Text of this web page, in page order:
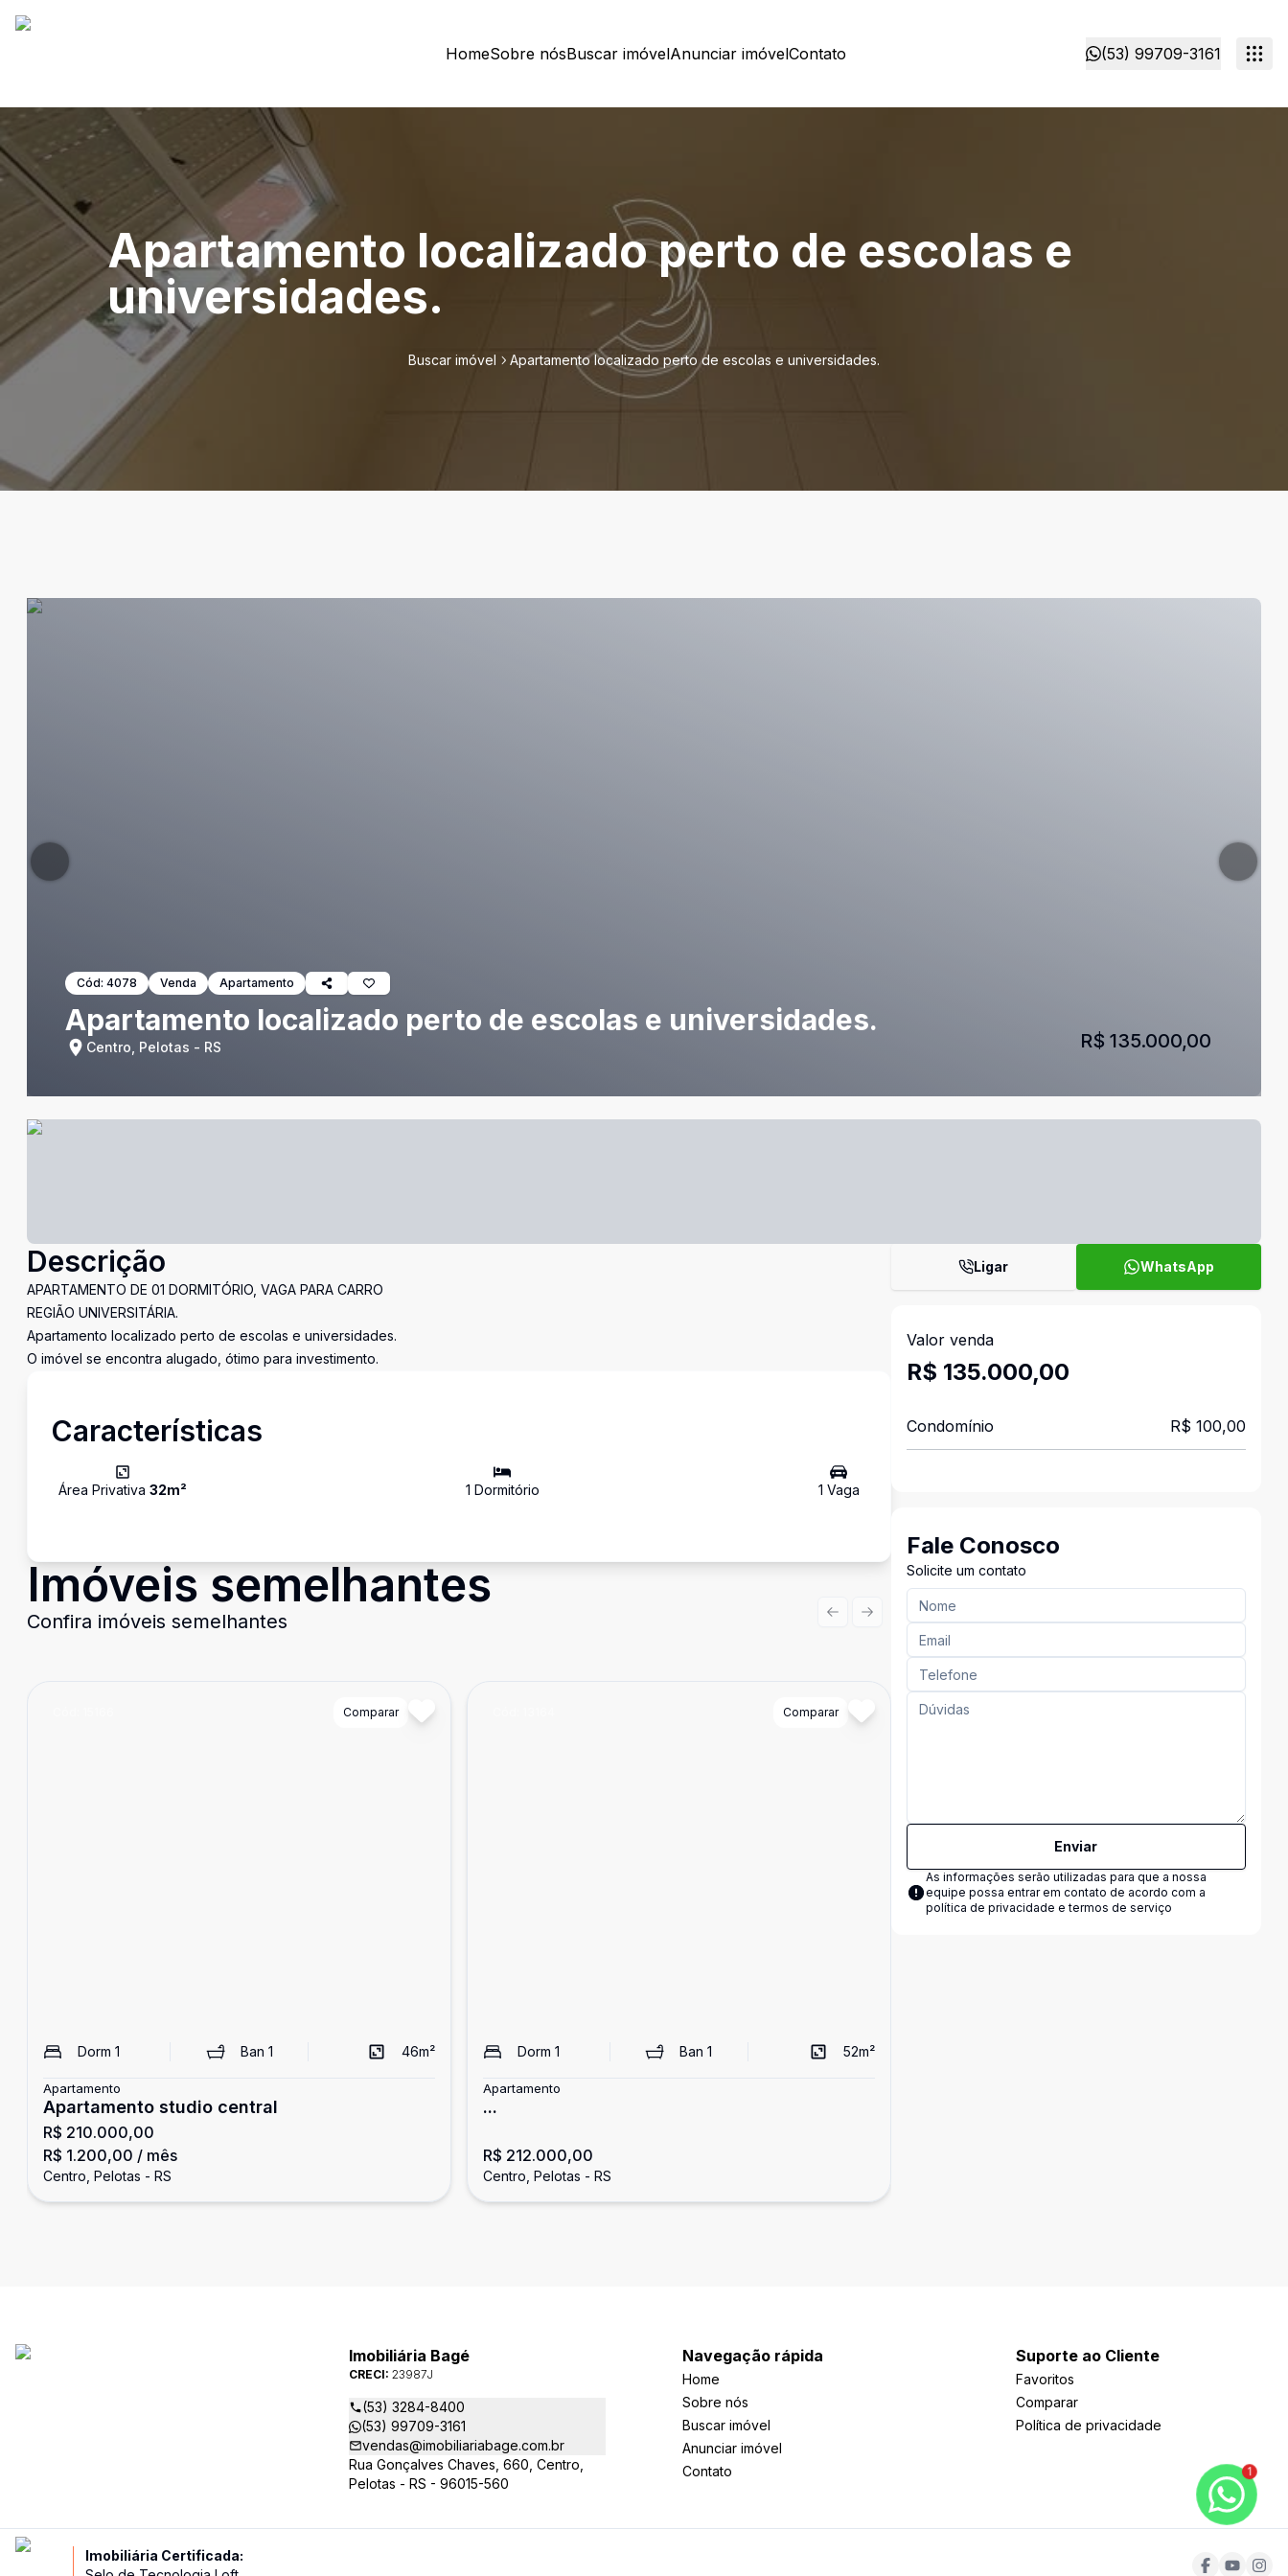
HomeSobre nósBuscar imóvelAnunciar imóvelContato (53) 99709-3161
Apartamento localizado perto de escolas e
universidades.
Buscar imóvel Apartamento localizado perto de escolas e universidades.
Cód: 4078 Venda Apartamento
Apartamento localizado perto de escolas e universidades.
Centro, Pelotas - RS R$ 135.000,00
Descrição
APARTAMENTO DE 01 DORMITÓRIO, VAGA PARA CARRO
REGIÃO UNIVERSITÁRIA.
Apartamento localizado perto de escolas e universidades.
O imóvel se encontra alugado, ótimo para investimento.
Características
Área Privativa 32m² 1 Dormitório 1 Vaga
Imóveis semelhantes
Confira imóveis semelhantes
Comparar
Dorm 1 Ban 1 46m²
Apartamento
Apartamento studio central
R$ 210.000,00
R$ 1.200,00 / mês
Centro, Pelotas - RS
Comparar
Dorm 1 Ban1 52m²
Apartamento
...
R$ 212.000,00
Centro, Pelotas - RS
Cód:14973
Previous slide
Next slide
Ligar WhatsApp
Valor venda
R$ 135.000,00
Condomínio R$ 100,00
Fale Conosco
Solicite um contato
Enviar
As informações serão utilizadas para que a nossa
equipe possa entrar em contato de acordo com a
política de privacidade e termos de serviço
Imobiliária Bagé
CRECI: 23987J
(53) 3284-8400
(53) 99709-3161
vendas@imobiliariabage.com.br
Rua Gonçalves Chaves, 660, Centro,
Pelotas - RS - 96015-560
Navegação rápida
Home
Sobre nós
Buscar imóvel
Anunciar imóvel
Contato
Suporte ao Cliente
Favoritos
Comparar
Política de privacidade
Imobiliária Certificada:
1